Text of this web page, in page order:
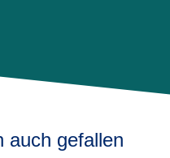
auch gefallen